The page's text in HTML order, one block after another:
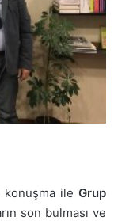
konuşma ile Grup
son bulması ve